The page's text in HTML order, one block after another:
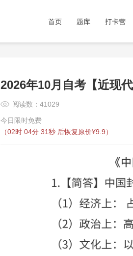
首页 题库 打卡营
2026年10月自考【近现
阅读数：41029
今日限时免费
（02时 04分 30秒 后恢复原价¥9.9）